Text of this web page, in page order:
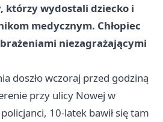
którzy wydostali dziecko i
medycznym. Chłopiec
niezagrażającymi
doszło wczoraj przed godziną
przy ulicy Nowej w
10-latek bawił się tam